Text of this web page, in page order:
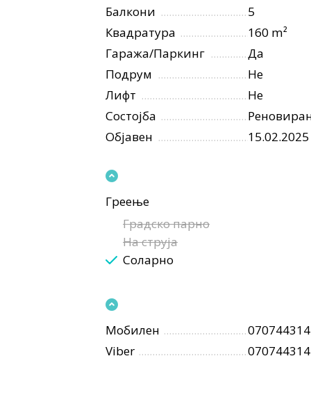
Балкони
5
Квадратура
160 m²
Гаража/Паркинг
Да
Подрум
Не
Лифт
Не
Состојба
Објавен
15.02.2025
Греење
Градско парно
На струја
Соларно
Мобилен
070744314
Viber
070744314